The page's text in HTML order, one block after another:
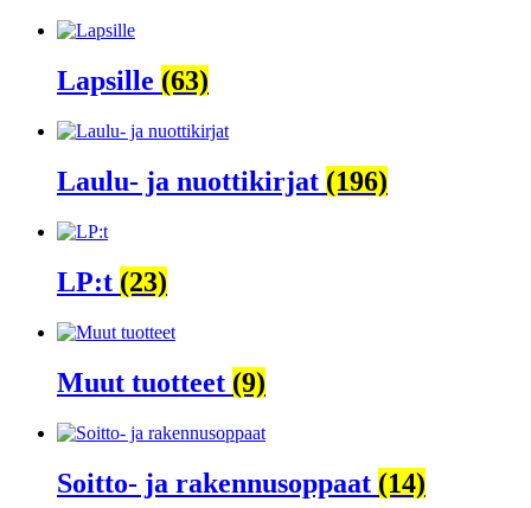
Lapsille (63)
Laulu- ja nuottikirjat (196)
LP:t (23)
Muut tuotteet (9)
Soitto- ja rakennusoppaat (14)